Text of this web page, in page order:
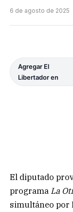
6 de agosto de 2025
Agregar El
Libertador en
El diputado
programa La
simultáneo por